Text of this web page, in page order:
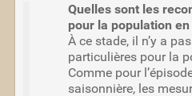
Quelles sont les
pour la population en
À ce stade, il n’y a
particulières pour la
Comme pour
saisonnière, les